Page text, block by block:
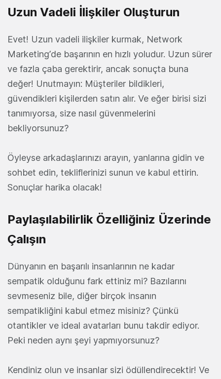
Uzun Vadeli İlişkiler Oluşturun
Evet! Uzun vadeli ilişkiler kurmak, Network
Marketing’de başarının en hızlı yoludur. Uzun sürer
ve fazla çaba gerektirir, ancak sonuçta buna
değer! Unutmayın: Müşteriler bildikleri,
güvendikleri kişilerden satın alır. Ve eğer birisi sizi
tanımıyorsa, size nasıl güvenmelerini
bekliyorsunuz?
Öyleyse arkadaşlarınızı arayın, yanlarına gidin ve
sohbet edin, tekliflerinizi sunun ve kabul ettirin.
Sonuçlar harika olacak!
Paylaşılabilirlik Özelliğiniz Üzerinde
Çalışın
Dünyanın en başarılı insanlarının ne kadar
sempatik olduğunu fark ettiniz mi? Bazılarını
sevmeseniz bile, diğer birçok insanın
sempatikliğini kabul etmez misiniz? Çünkü
otantikler ve ideal avatarları bunu takdir ediyor.
Peki neden aynı şeyi yapmıyorsunuz?
Kendiniz olun ve insanlar sizi ödüllendirecektir! Ve